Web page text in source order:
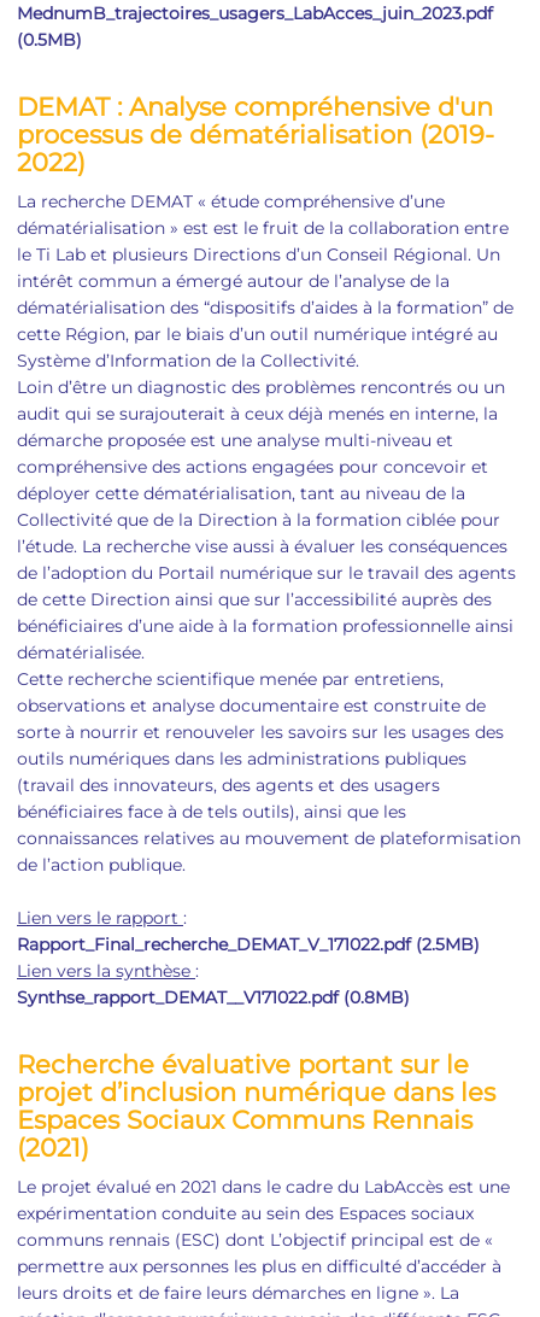
MednumB_trajectoires_usagers_LabAcces_juin_2023.pdf
(0.5MB)
DEMAT : Analyse compréhensive d'un
processus de dématérialisation (2019-
2022)
La recherche DEMAT « étude compréhensive d’une
dématérialisation » est est le fruit de la collaboration entre
le Ti Lab et plusieurs Directions d’un Conseil Régional. Un
intérêt commun a émergé autour de l’analyse de la
dématérialisation des “dispositifs d’aides à la formation” de
cette Région, par le biais d’un outil numérique intégré au
Système d’Information de la Collectivité.
Loin d’être un diagnostic des problèmes rencontrés ou un
audit qui se surajouterait à ceux déjà menés en interne, la
démarche proposée est une analyse multi-niveau et
compréhensive des actions engagées pour concevoir et
déployer cette dématérialisation, tant au niveau de la
Collectivité que de la Direction à la formation ciblée pour
l’étude. La recherche vise aussi à évaluer les conséquences
de l’adoption du Portail numérique sur le travail des agents
de cette Direction ainsi que sur l’accessibilité auprès des
bénéficiaires d’une aide à la formation professionnelle ainsi
dématérialisée.
Cette recherche scientifique menée par entretiens,
observations et analyse documentaire est construite de
sorte à nourrir et renouveler les savoirs sur les usages des
outils numériques dans les administrations publiques
(travail des innovateurs, des agents et des usagers
bénéficiaires face à de tels outils), ainsi que les
connaissances relatives au mouvement de plateformisation
de l’action publique.
Lien vers le rapport :
Rapport_Final_recherche_DEMAT_V_171022.pdf (2.5MB)
Lien vers la synthèse :
Synthse_rapport_DEMAT__V171022.pdf (0.8MB)
Recherche évaluative portant sur le
projet d’inclusion numérique dans les
Espaces Sociaux Communs Rennais
(2021)
Le projet évalué en 2021 dans le cadre du LabAccès est une
expérimentation conduite au sein des Espaces sociaux
communs rennais (ESC) dont L’objectif principal est de «
permettre aux personnes les plus en difficulté d’accéder à
leurs droits et de faire leurs démarches en ligne ». La